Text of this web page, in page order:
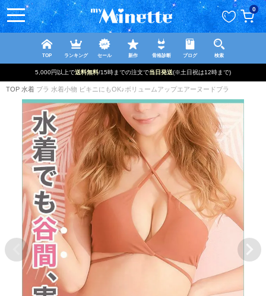
0
TOP ランキング セール 新作 骨格診断 ブログ 検索
5,000円以上で送料無料/15時までの注文で当日発送(※土日祝は12時まで)
TOP 水着 ブラ 水着小物 ビキニにもOK♪ボリュームアップエアーヌードブラ
ペー
ジト
ップ